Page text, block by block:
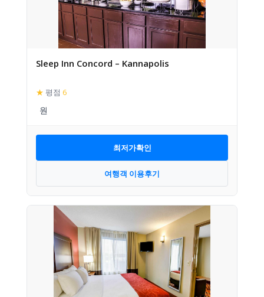
Sleep Inn Concord – Kannapolis
★ 평점 6
최저가확인
여행객 이용후기